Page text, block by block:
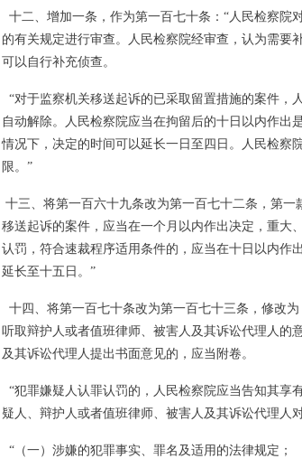
十二、增加一条，作为第一百七十条： “人民检察院
的有关规定进行审查。人民检察院经审查，认为需要
可以自行补充侦查。
“对于监察机关移送起诉的已采取留置措施的案件，
自动解除。人民检察院应当在拘留后的十日以内作出
情况下，决定的时间可以延长一日至四日。人民检察
限。”
十三、将第一百六十九条改为第一百七十二条，第
移送起诉的案件，应当在一个月以内作出决定，重大
认罚，符合速裁程序适用条件的，应当在十日以内作
延长至十五日。”
十四、将第一百七十条改为第一百七十三条，修改为
听取辩护人或者值班律师、被害人及其诉讼代理人的
及其诉讼代理人提出书面意见的，应当附卷。
“犯罪嫌疑人认罪认罚的，人民检察院应当告知其享
疑人、辩护人或者值班律师、被害人及其诉讼代理人
“（一）涉嫌的犯罪事实、罪名及适用的法律规定；